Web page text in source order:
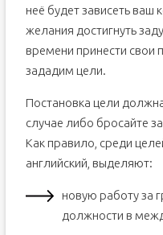
неё будет зависеть ваш
желания достигнуть
времени принести свои
зададим цели.
Постановка цели
случае либо бросайте
Как правило, среди
английский, выделяют:
новую работу за
должности в